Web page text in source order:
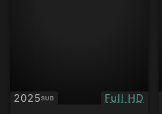
2025SUB
Субтитри Качество:
Full HD